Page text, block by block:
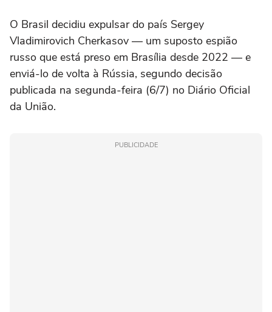
O Brasil decidiu expulsar do país Sergey
Vladimirovich Cherkasov — um suposto espião
russo que está preso em Brasília desde 2022 — e
enviá-lo de volta à Rússia, segundo decisão
publicada na segunda-feira (6/7) no Diário Oficial
da União.
PUBLICIDADE